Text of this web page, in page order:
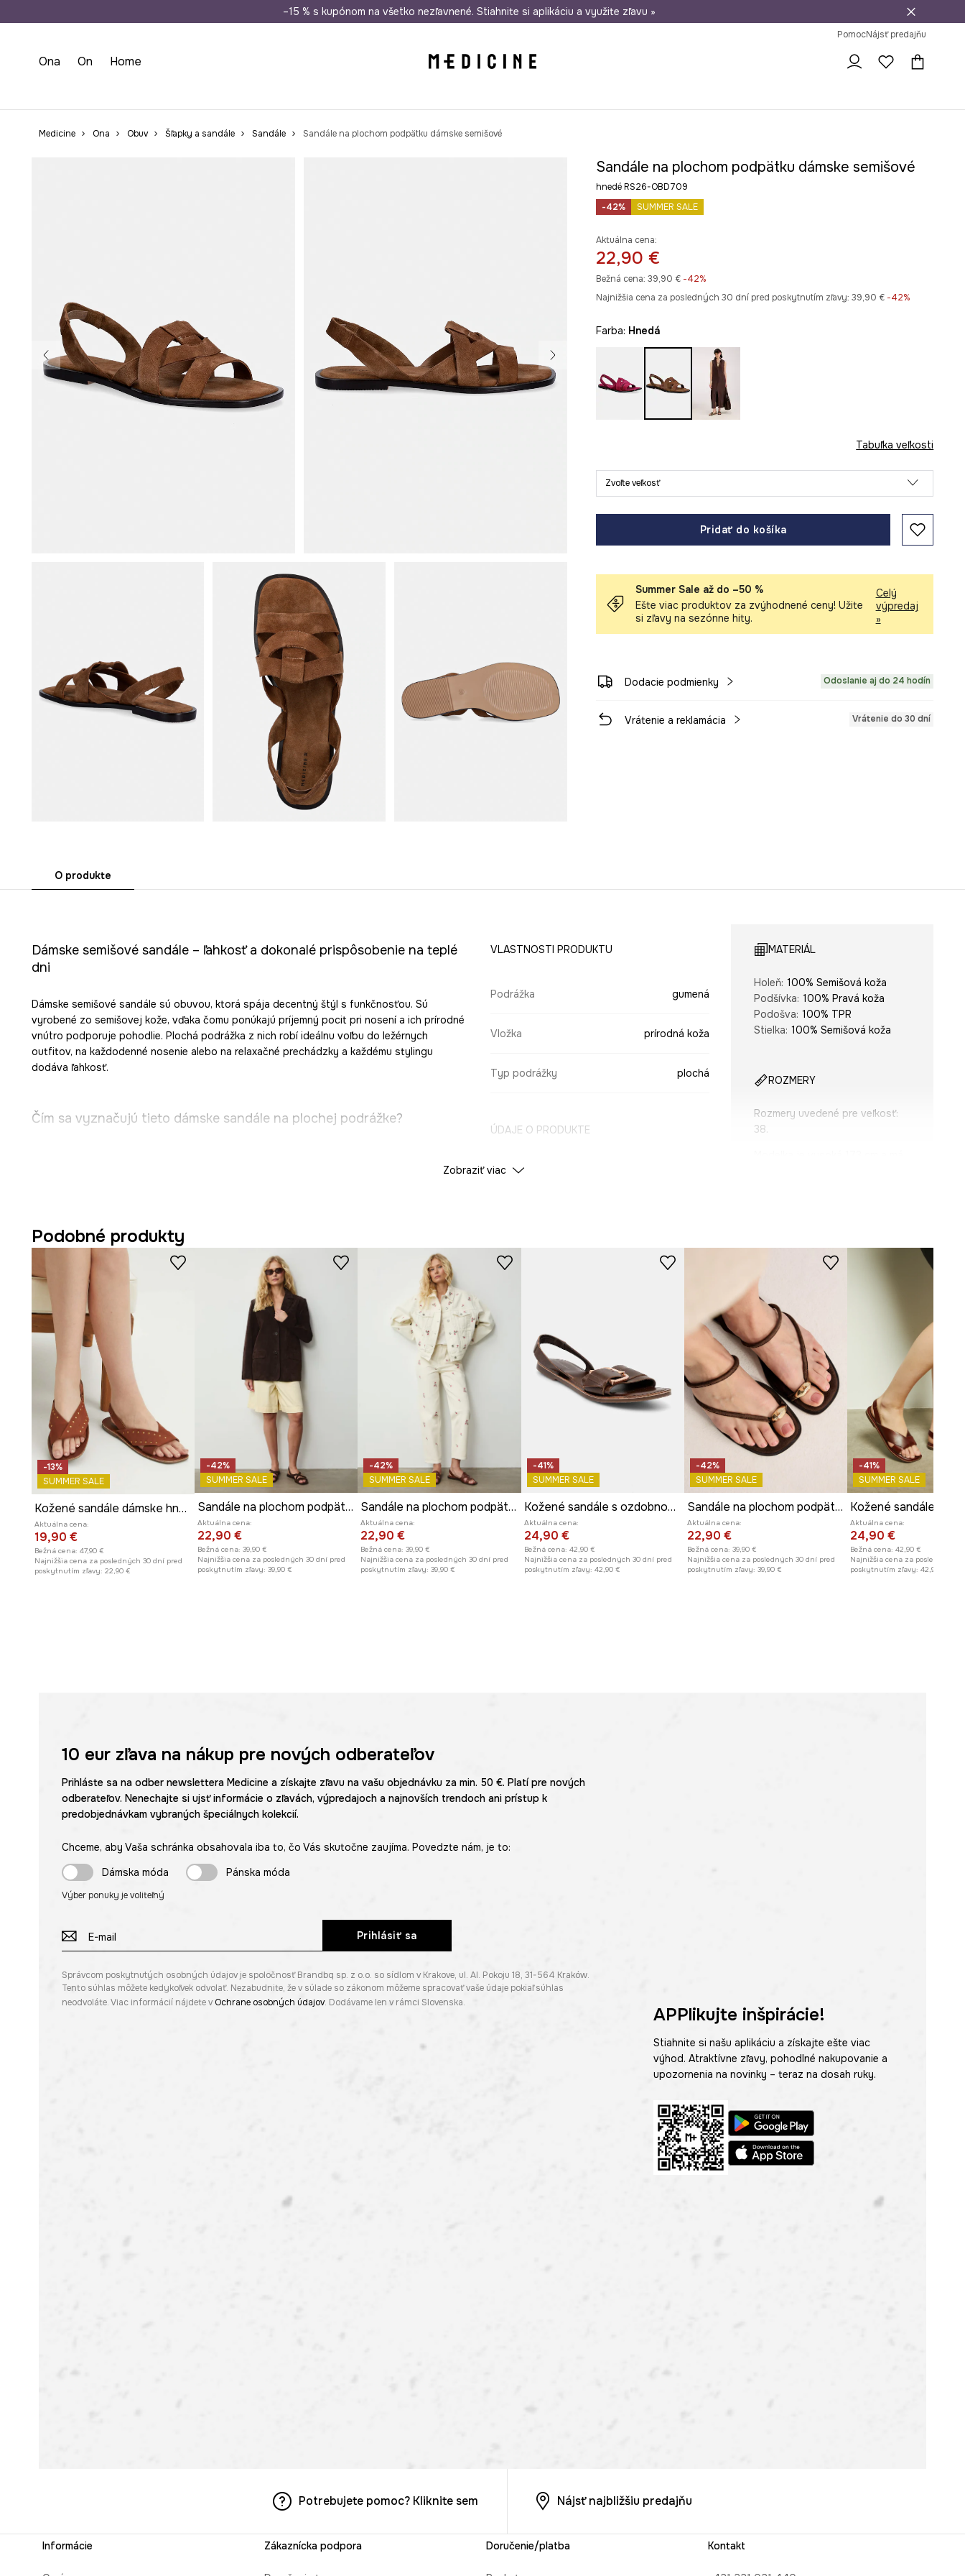
Doprava zadarmo od 50 € Odoslanie aj do 24 hodín 30 dní na vrátenie tovaru
–15 % s kupónom na všetko nezľavnené. Stiahnite si aplikáciu a využite zľavu »
PomocNájsť predajňu
Ona On Home
Medicine Ona Obuv Šľapky a sandále Sandále Sandále na plochom podpätku dámske semišové
Sandále na plochom podpätku dámske semišové
hnedé RS26-OBD709
-42%
SUMMER SALE
Aktuálna cena:
22,90 €
Bežná cena: 39,90 €-42%
Najnižšia cena za posledných 30 dní pred poskytnutím zľavy: 39,90 € -42%
Farba: hnedá
Tabuľka veľkosti
Zvoľte veľkosť
Pridať do košíka
Summer Sale až do –50 %
Ešte viac produktov za zvýhodnené ceny! Užite
si zľavy na sezónne hity.
Celý
výpredaj
»
Dodacie podmienky Odoslanie aj do 24 hodín
Vrátenie a reklamácia Vrátenie do 30 dní
O produkte
Dámske semišové sandále – ľahkosť a dokonalé prispôsobenie na teplé
dni
Dámske semišové sandále sú obuvou, ktorá spája decentný štýl s funkčnosťou. Sú
vyrobené zo semišovej kože, vďaka čomu ponúkajú príjemný pocit pri nosení a ich prírodné
vnútro podporuje pohodlie. Plochá podrážka z nich robí ideálnu voľbu do ležérnych
outfitov, na každodenné nosenie alebo na relaxačné prechádzky a každému stylingu
dodáva ľahkosť.
Čím sa vyznačujú tieto dámske sandále na plochej podrážke?
Vnútro a stielka z prírodnej kože
chodidiel.
Plochá gumená podrážka zaisťuje, že každý krok je stabilný a pohodlný.
Elastický remienok na päte
umožňuje jednoduché obúvanie a optimálne
prispôsobenie sa chodidlu.
Hladký vzor
zvýrazňuje minimalistický charakter a uľahčuje kombinovanie s
rôznymi outfitmi.
VLASTNOSTI PRODUKTU
Podrážka gumená
Vložka prírodná koža
Typ podrážky plochá
ÚDAJE O PRODUKTE
Farba
Výrobca
MATERIÁL
Holeň: 100% Semišová koža
Podšívka: 100% Pravá koža
Podošva: 100% TPR
Stielka: 100% Semišová koža
ROZMERY
Rozmery uvedené pre veľkosť:
38.
Zobraziť viac
Podobné produkty
-13%
SUMMER SALE
Kožené sandále dámske hnedá farba
Aktuálna cena:
19,90 €
Bežná cena: 47,90 €
Najnižšia cena za posledných 30 dní pred
poskytnutím zľavy: 22,90 €
-42%
SUMMER SALE
Sandále na plochom podpätku dámske semišové
Aktuálna cena:
22,90 €
Bežná cena: 39,90 €
Najnižšia cena za posledných 30 dní pred
poskytnutím zľavy: 39,90 €
-42%
SUMMER SALE
Sandále na plochom podpätku dámske kožené
Aktuálna cena:
22,90 €
Bežná cena: 39,90 €
Najnižšia cena za posledných 30 dní pred
poskytnutím zľavy: 39,90 €
-41%
SUMMER SALE
Kožené sandále s ozdobnou sponou hnedá farba
Aktuálna cena:
24,90 €
Bežná cena: 42,90 €
Najnižšia cena za posledných 30 dní pred
poskytnutím zľavy: 42,90 €
-42%
SUMMER SALE
Sandále na plochom podpätku dámske semišové
Aktuálna cena:
22,90 €
Bežná cena: 39,90 €
Najnižšia cena za posledných 30 dní pred
poskytnutím zľavy: 39,90 €
-41%
SUMMER SALE
Aktuálna cena:
24,90 €
Bežná cena: 42,90 €
Najnižšia cena za posledných
poskytnutím zľavy: 42,90 €
10 eurzľava na nákup pre nových odberateľov
Prihláste sa na odber newslettera Medicine a získajte zľavu na vašu objednávku za min. 50 €. Platí pre nových
odberateľov. Nenechajte si ujsť informácie o zľavách, výpredajoch a najnovších trendoch ani prístup k
predobjednávkam vybraných špeciálnych kolekcií.
Chceme, aby Vaša schránka obsahovala iba to, čo Vás skutočne zaujíma. Povedzte nám, je to:
Dámska móda
Pánska móda
Výber ponuky je voliteľný
Prihlásiť sa
Správcom poskytnutých osobných údajov je spoločnosť Brandbq sp. z o.o. so sídlom v Krakove, ul. Al. Pokoju 18, 31-564 Kraków.
Tento súhlas môžete kedykoľvek odvolať. Nezabudnite, že v súlade so zákonom môžeme spracovať vaše údaje pokiaľ súhlas
neodvoláte. Viac informácií nájdete v Ochrane osobných údajov. Dodávame len v rámci Slovenska.
APPlikujte inšpirácie!
Stiahnite si našu aplikáciu a získajte ešte viac
výhod. Atraktívne zľavy, pohodlné nakupovanie a
upozornenia na novinky – teraz na dosah ruky.
Potrebujete pomoc? Kliknite sem Nájsť najbližšiu predajňu
Informácie Zákaznícka podpora Doručenie/platba Kontakt